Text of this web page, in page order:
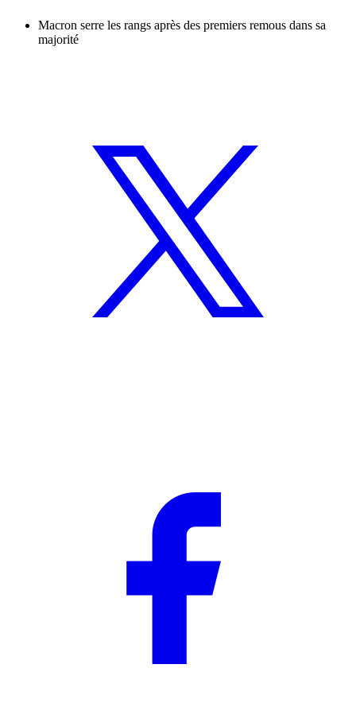
Macron serre les rangs après des premiers remous dans sa
majorité